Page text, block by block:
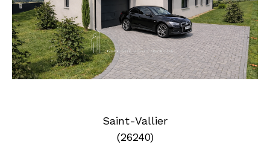
Saint-Vallier
(26240)
Où
Où
Surface